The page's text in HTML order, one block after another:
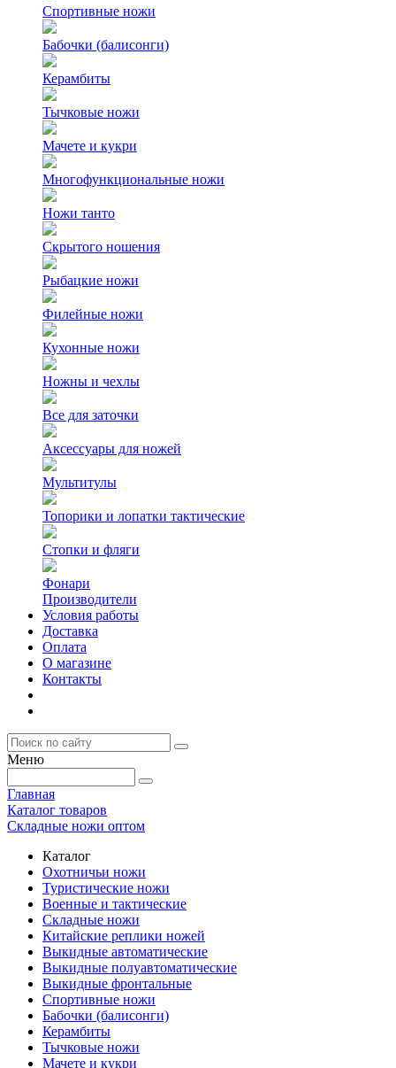
Спортивные ножи
Бабочки (балисонги)
Керамбиты
Тычковые ножи
Мачете и кукри
Многофункциональные ножи
Ножи танто
Скрытого ношения
Рыбацкие ножи
Филейные ножи
Кухонные ножи
Ножны и чехлы
Все для заточки
Аксессуары для ножей
Мультитулы
Топорики и лопатки тактические
Стопки и фляги
Фонари
Производители
Условия работы
Доставка
Оплата
О магазине
Контакты
Меню
Главная
Каталог товаров
Складные ножи оптом
Каталог
Охотничьи ножи
Туристические ножи
Военные и тактические
Складные ножи
Китайские реплики ножей
Выкидные автоматические
Выкидные полуавтоматические
Выкидные фронтальные
Спортивные ножи
Бабочки (балисонги)
Керамбиты
Тычковые ножи
Мачете и кукри